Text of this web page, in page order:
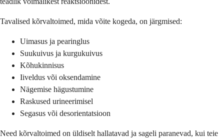
Tavalised kõrvaltoimed, mida võite kogeda, on järgmised:
Uimasus ja pearinglus
Suukuivus ja kurgukuivus
Kõhukinnisus
Iiveldus või oksendamine
Nägemise hägustumine
Raskused urineerimisel
Segasus või desorientatsioon
Need kõrvaltoimed on üldiselt hallatavad ja sageli paranevad, kui teie